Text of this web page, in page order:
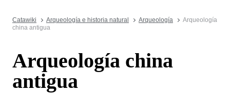
Catawiki Arqueología e historia natural Arqueología
Arqueología
china antigua
Arqueología china
antigua